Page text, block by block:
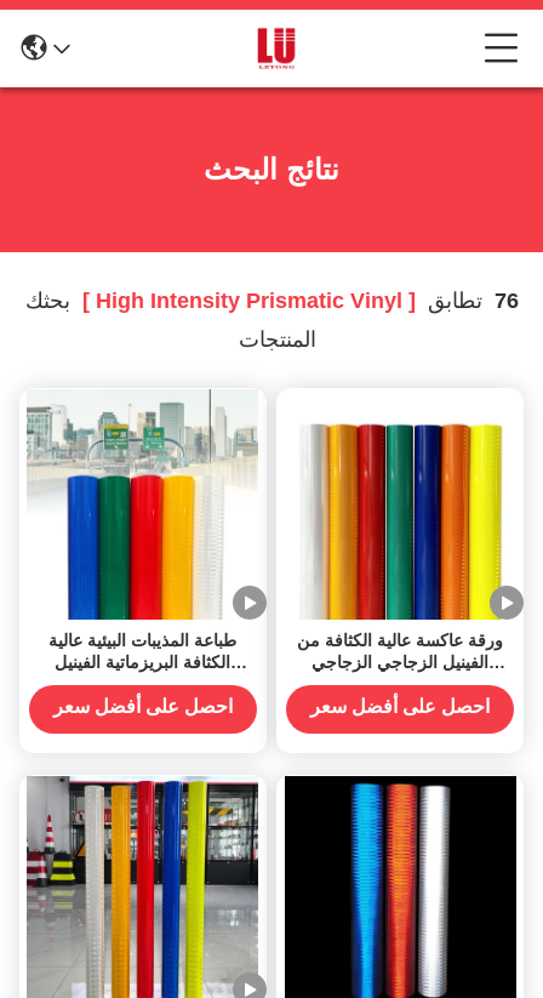
نتائج البحث
بحثك [ High Intensity Prismatic Vinyl ] تطابق 76
المنتجات
طباعة المذيبات البيئية عالية
الكثافة البريزماتية الفينيل
الأرسيليك الشريحة العاكسة
لعلامة المرور
احصل على أفضل سعر
ورقة عاكسة عالية الكثافة من
الفينيل الزجاجي الزجاجي
لعلامات المرور
احصل على أفضل سعر